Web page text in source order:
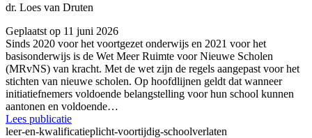
dr. Loes van Druten
Geplaatst op 11 juni 2026
Sinds 2020 voor het voortgezet onderwijs en 2021 voor het
basisonderwijs is de Wet Meer Ruimte voor Nieuwe Scholen
(MRvNS) van kracht. Met de wet zijn de regels aangepast voor het
stichten van nieuwe scholen. Op hoofdlijnen geldt dat wanneer
initiatiefnemers voldoende belangstelling voor hun school kunnen
aantonen en voldoende…
Lees publicatie
leer-en-kwalificatieplicht-voortijdig-schoolverlaten